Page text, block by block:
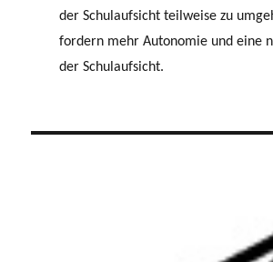
der Schulaufsicht teilweise zu
fordern mehr Autonomie und eine
der Schulaufsicht.